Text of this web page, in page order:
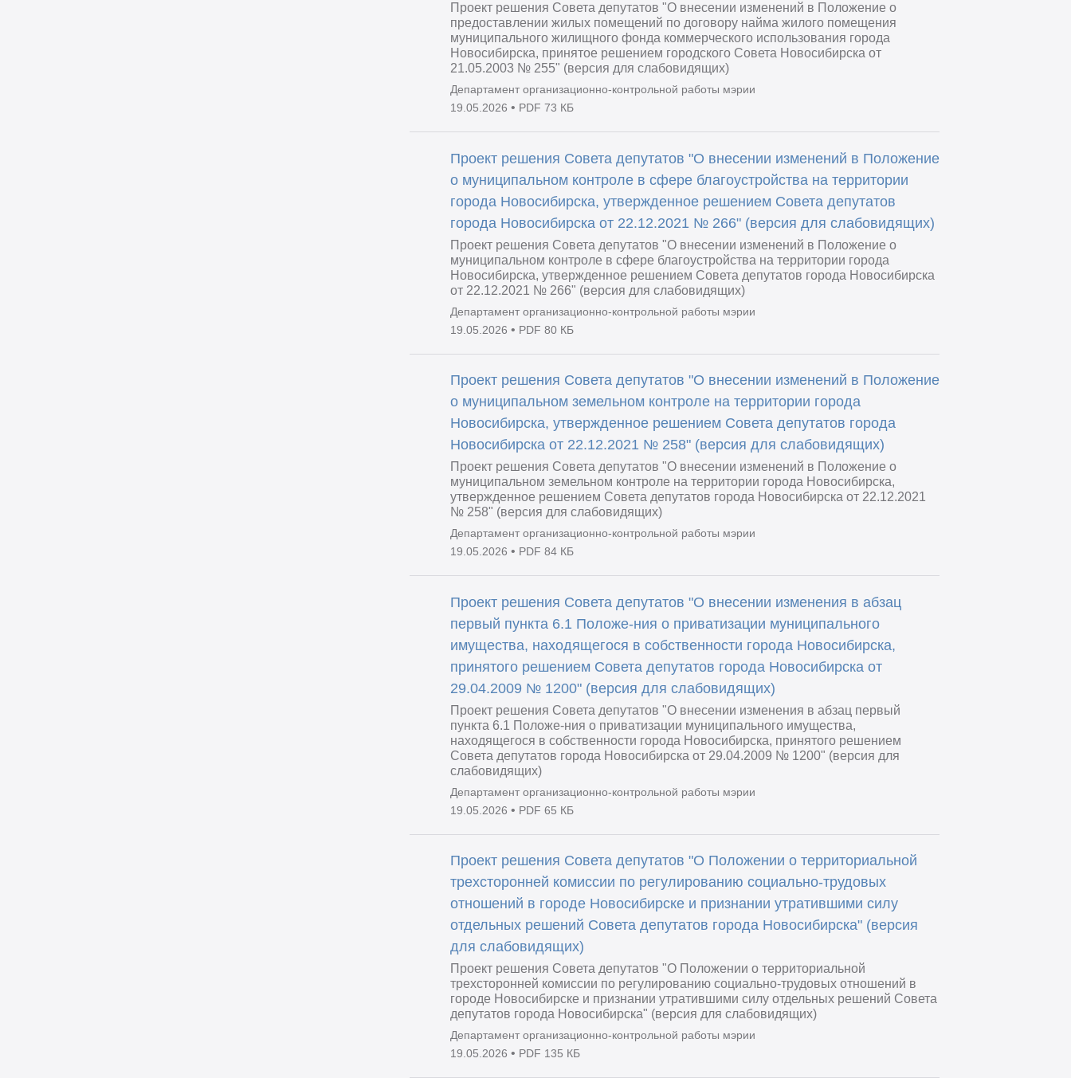
Проект решения Совета депутатов "О внесении изменений в Положение о
предоставлении жилых помещений по договору найма жилого помещения
муниципального жилищного фонда коммерческого использования города
Новосибирска, принятое решением городского Совета Новосибирска от
21.05.2003 № 255" (версия для слабовидящих)
Департамент организационно-контрольной работы мэрии
19.05.2026 • PDF 73 КБ
Проект решения Совета депутатов "О внесении изменений в Положение
о муниципальном контроле в сфере благоустройства на территории
города Новосибирска, утвержденное решением Совета депутатов
города Новосибирска от 22.12.2021 № 266" (версия для слабовидящих)
Проект решения Совета депутатов "О внесении изменений в Положение о
муниципальном контроле в сфере благоустройства на территории города
Новосибирска, утвержденное решением Совета депутатов города Новосибирска
от 22.12.2021 № 266" (версия для слабовидящих)
Департамент организационно-контрольной работы мэрии
19.05.2026 • PDF 80 КБ
Проект решения Совета депутатов "О внесении изменений в Положение
о муниципальном земельном контроле на территории города
Новосибирска, утвержденное решением Совета депутатов города
Новосибирска от 22.12.2021 № 258" (версия для слабовидящих)
Проект решения Совета депутатов "О внесении изменений в Положение о
муниципальном земельном контроле на территории города Новосибирска,
утвержденное решением Совета депутатов города Новосибирска от 22.12.2021
№ 258" (версия для слабовидящих)
Департамент организационно-контрольной работы мэрии
19.05.2026 • PDF 84 КБ
Проект решения Совета депутатов "О внесении изменения в абзац
первый пункта 6.1 Положе-ния о приватизации муниципального
имущества, находящегося в собственности города Новосибирска,
принятого решением Совета депутатов города Новосибирска от
29.04.2009 № 1200" (версия для слабовидящих)
Проект решения Совета депутатов "О внесении изменения в абзац первый
пункта 6.1 Положе-ния о приватизации муниципального имущества,
находящегося в собственности города Новосибирска, принятого решением
Совета депутатов города Новосибирска от 29.04.2009 № 1200" (версия для
слабовидящих)
Департамент организационно-контрольной работы мэрии
19.05.2026 • PDF 65 КБ
Проект решения Совета депутатов "О Положении о территориальной
трехсторонней комиссии по регулированию социально-трудовых
отношений в городе Новосибирске и признании утратившими силу
отдельных решений Совета депутатов города Новосибирска" (версия
для слабовидящих)
Проект решения Совета депутатов "О Положении о территориальной
трехсторонней комиссии по регулированию социально-трудовых отношений в
городе Новосибирске и признании утратившими силу отдельных решений Совета
депутатов города Новосибирска" (версия для слабовидящих)
Департамент организационно-контрольной работы мэрии
19.05.2026 • PDF 135 КБ